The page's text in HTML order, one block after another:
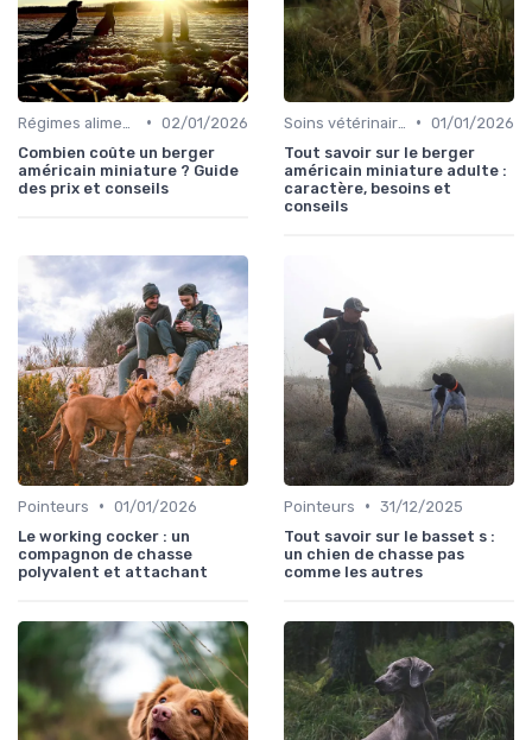
• 02/01/2026
Combien coûte un berger
américain miniature ? Guide
des prix et conseils
• 01/01/2026
Tout savoir sur le berger
américain miniature adulte :
caractère, besoins et
conseils
Pointeurs • 01/01/2026
Le working cocker : un
compagnon de chasse
polyvalent et attachant
Pointeurs • 31/12/2025
Tout savoir sur le basset s :
un chien de chasse pas
comme les autres